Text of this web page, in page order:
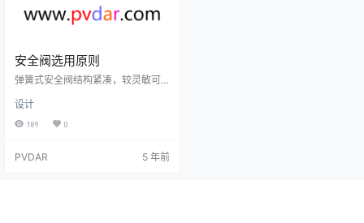
安全阀选用原则
弹簧式安全阀结构紧凑，较灵敏可
选用安全阀应考虑容器的压力、温
度、介质的性质并核算安全阀的排
对于工作介质为有毒，易燃气体的
设计
189 0
PVDAR 5 年前